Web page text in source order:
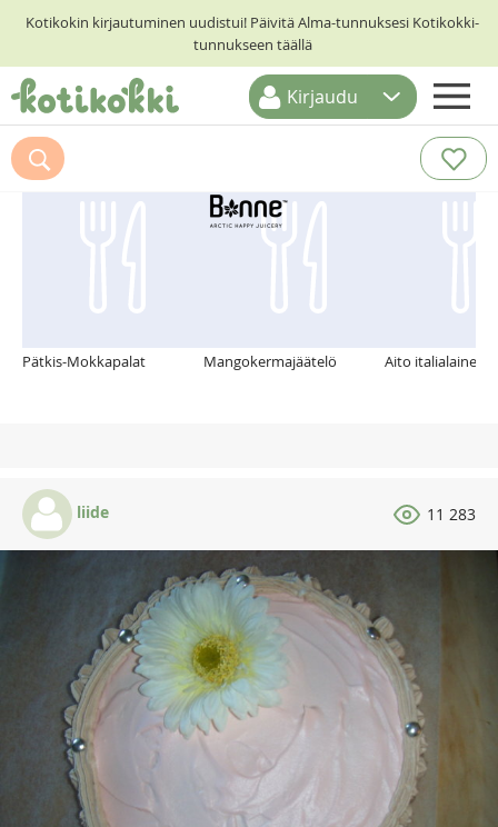
Kotikokin kirjautuminen uudistui! Päivitä Alma-tunnuksesi Kotikokki-
tunnukseen täällä
ETUSIVU
RESEPTIHAKU
Kirjaudu
Suosittelemme myös
Pätkis-Mokkapalat Mangokermajäätelö Aito italialainen
liide 11 283